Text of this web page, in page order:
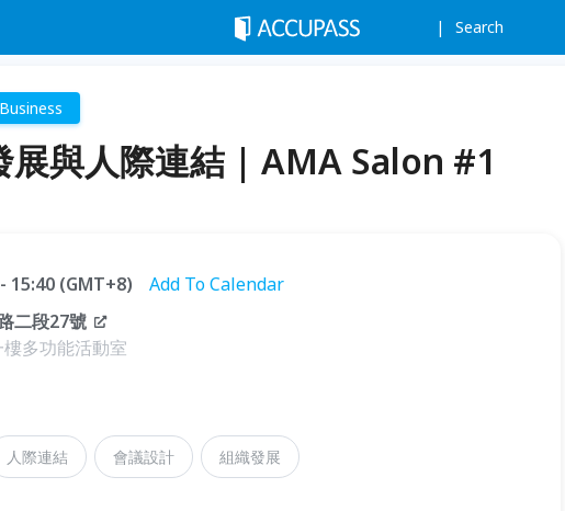
Search
Business
展與人際連結 | AMA Salon #1
15:40 (GMT+8)
Add To Calendar
二段27號
多功能活動室
人際連結 會議設計 組織發展